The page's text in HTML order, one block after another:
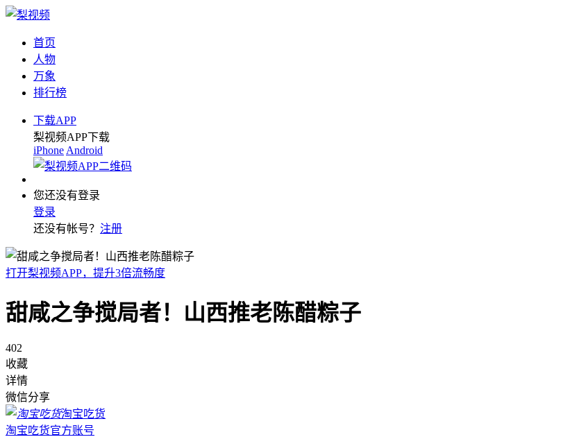
首页
人物
万象
排行榜
下载APP
梨视频APP下载
iPhone Android
您还没有登录
登录
还没有帐号？ 注册
打开梨视频APP，提升3倍流畅度
甜咸之争搅局者！山西推老陈醋粽子
402
收藏
详情
微信分享
淘宝吃货
淘宝吃货官方账号